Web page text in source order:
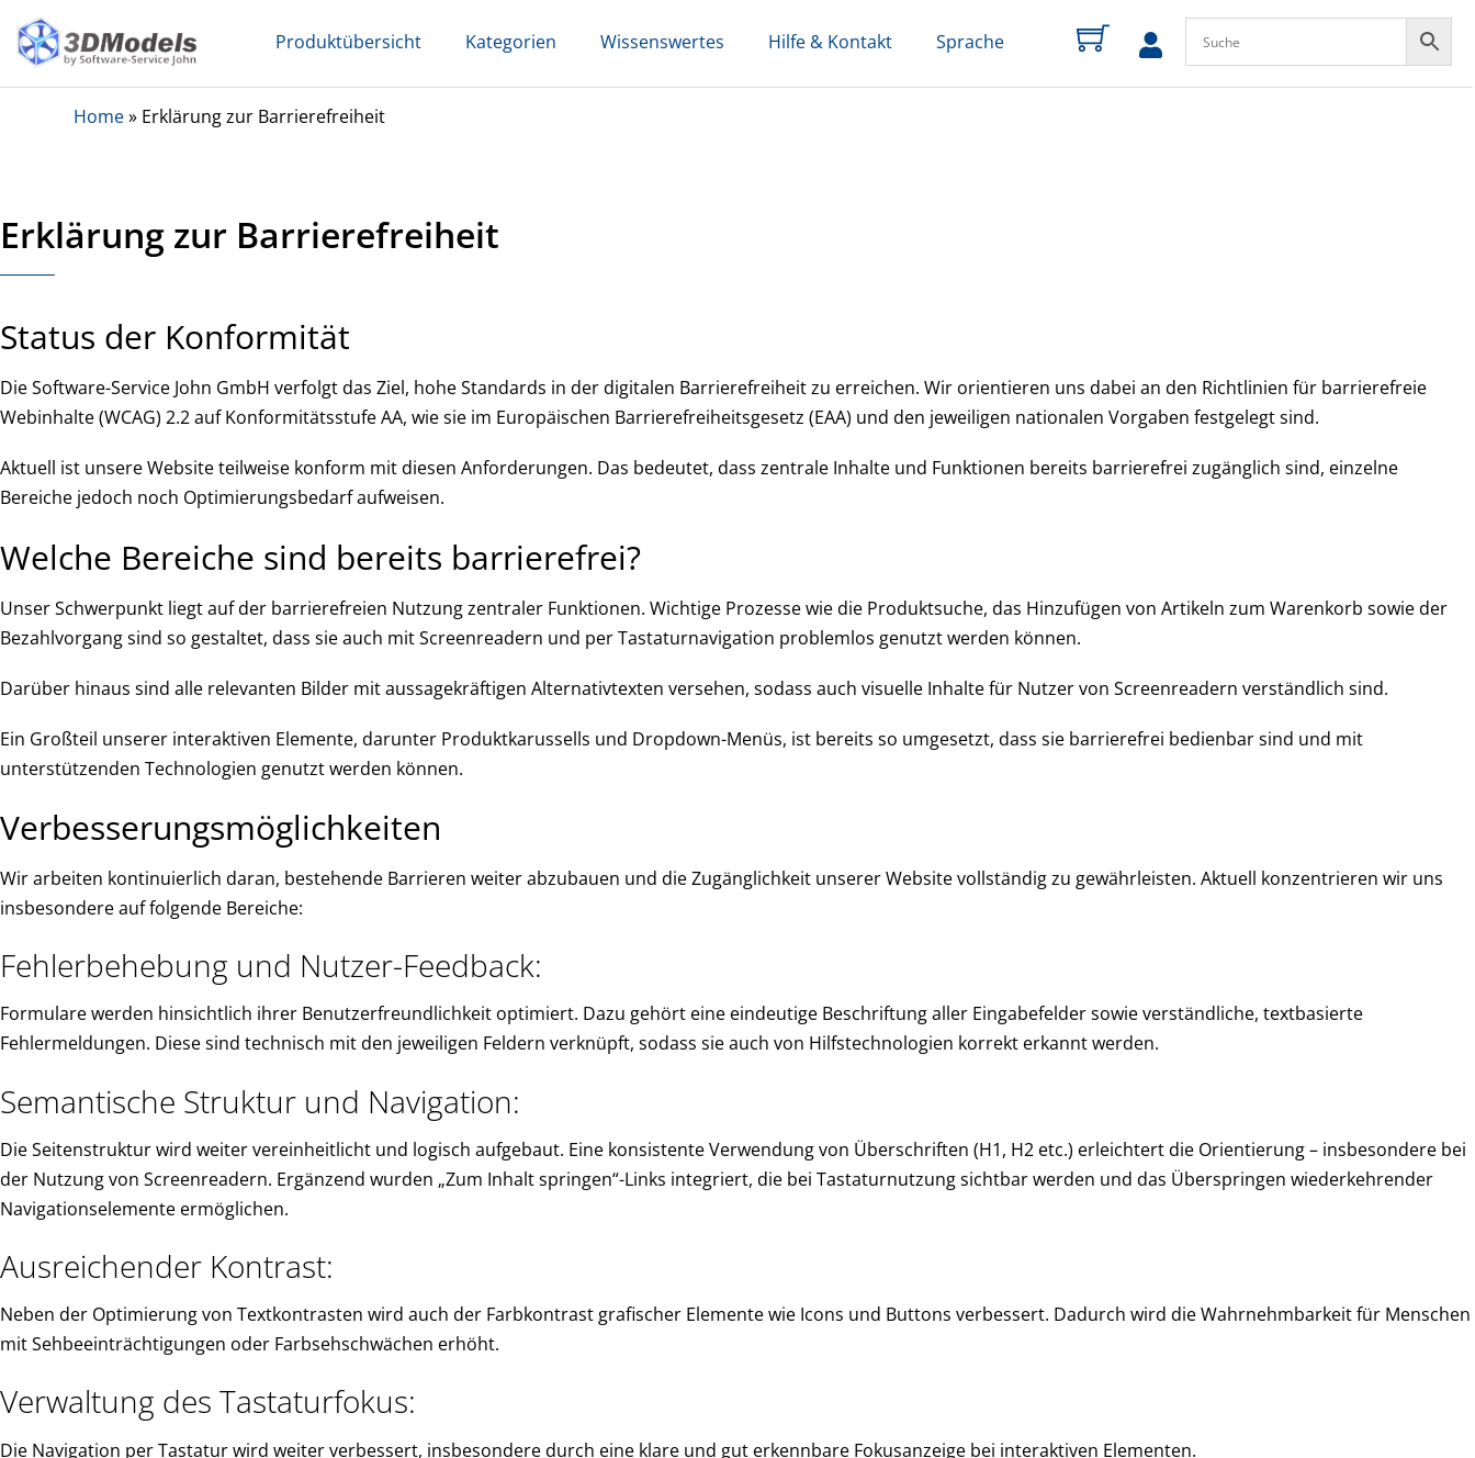
content
Produktübersicht Kategorien Wissenswertes Hilfe & Kontakt Sprache
zum
Profil
Home» Erklärung zur Barrierefreiheit
Erklärung zur Barrierefreiheit
Status der Konformität
Die Software-Service John GmbH verfolgt das Ziel, hohe Standards in der digitalen Barrierefreiheit zu erreichen. Wir orientieren uns dabei an den Richtlinien für barrierefreie
Webinhalte (WCAG) 2.2 auf Konformitätsstufe AA, wie sie im Europäischen Barrierefreiheitsgesetz (EAA) und den jeweiligen nationalen Vorgaben festgelegt sind.
Aktuell ist unsere Website teilweise konform mit diesen Anforderungen. Das bedeutet, dass zentrale Inhalte und Funktionen bereits barrierefrei zugänglich sind, einzelne
Bereiche jedoch noch Optimierungsbedarf aufweisen.
Welche Bereiche sind bereits barrierefrei?
Unser Schwerpunkt liegt auf der barrierefreien Nutzung zentraler Funktionen. Wichtige Prozesse wie die Produktsuche, das Hinzufügen von Artikeln zum Warenkorb sowie der
Bezahlvorgang sind so gestaltet, dass sie auch mit Screenreadern und per Tastaturnavigation problemlos genutzt werden können.
Darüber hinaus sind alle relevanten Bilder mit aussagekräftigen Alternativtexten versehen, sodass auch visuelle Inhalte für Nutzer von Screenreadern verständlich sind.
Ein Großteil unserer interaktiven Elemente, darunter Produktkarussells und Dropdown-Menüs, ist bereits so umgesetzt, dass sie barrierefrei bedienbar sind und mit
unterstützenden Technologien genutzt werden können.
Verbesserungsmöglichkeiten
Wir arbeiten kontinuierlich daran, bestehende Barrieren weiter abzubauen und die Zugänglichkeit unserer Website vollständig zu gewährleisten. Aktuell konzentrieren wir uns
insbesondere auf folgende Bereiche:
Fehlerbehebung und Nutzer-Feedback:
Formulare werden hinsichtlich ihrer Benutzerfreundlichkeit optimiert. Dazu gehört eine eindeutige Beschriftung aller Eingabefelder sowie verständliche, textbasierte
Fehlermeldungen. Diese sind technisch mit den jeweiligen Feldern verknüpft, sodass sie auch von Hilfstechnologien korrekt erkannt werden.
Semantische Struktur und Navigation:
Die Seitenstruktur wird weiter vereinheitlicht und logisch aufgebaut. Eine konsistente Verwendung von Überschriften (H1, H2 etc.) erleichtert die Orientierung – insbesondere bei
der Nutzung von Screenreadern. Ergänzend wurden „Zum Inhalt springen“-Links integriert, die bei Tastaturnutzung sichtbar werden und das Überspringen wiederkehrender
Navigationselemente ermöglichen.
Ausreichender Kontrast:
Neben der Optimierung von Textkontrasten wird auch der Farbkontrast grafischer Elemente wie Icons und Buttons verbessert. Dadurch wird die Wahrnehmbarkeit für Menschen
mit Sehbeeinträchtigungen oder Farbsehschwächen erhöht.
Verwaltung des Tastaturfokus:
Die Navigation per Tastatur wird weiter verbessert, insbesondere durch eine klare und gut erkennbare Fokusanzeige bei interaktiven Elementen.